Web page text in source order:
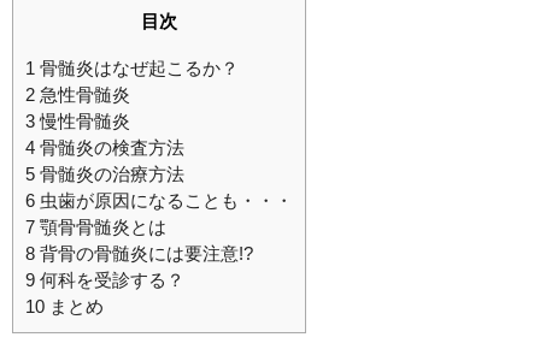
目次
1 骨髄炎はなぜ起こるか？
2 急性骨髄炎
3慢性骨髄炎
4 骨髄炎の検査方法
5 骨髄炎の治療方法
6 虫歯が原因になることも・・・
7 顎骨骨髄炎とは
8 背骨の骨髄炎には要注意!?
9 何科を受診する？
10 まとめ